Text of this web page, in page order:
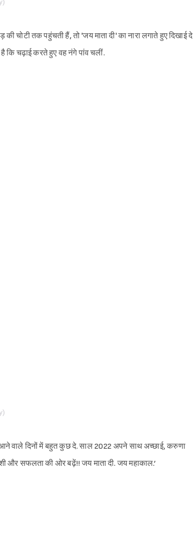
चोटी तक पहुंचती हैं, तो 'जय माता दी' का नारा लगाते हुए दिखाई दे
कि चढ़ाई करते हुए वह नंगे पांव चलीं.
वाले दिनों में बहुत कुछ दे. साल 2022 अपने साथ अच्छाई, करुणा
और सफलता की ओर बढ़ें!! जय माता दी. जय महाकाल.’